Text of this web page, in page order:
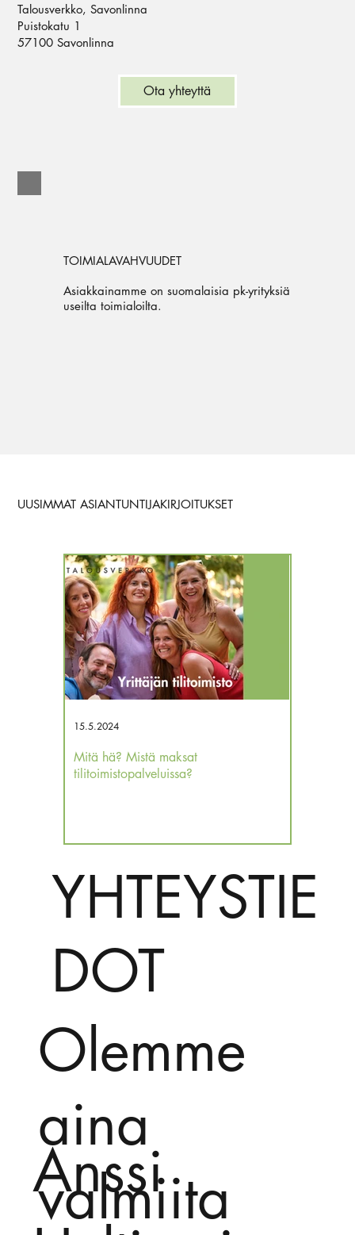
YHTEYSTIE
DOT
Olemme
aina
valmiita
TOIMIALAVAHVUUDET
Asiakkainamme on suomalaisia pk-yrityksiä
useilta toimialoilta.
UUSIMMAT ASIANTUNTIJAKIRJOITUKSET
Anssi
Mitä hä? Mistä maksat
tilitoimistopalveluissa?
15.5.2024
Talousverkko, Savonlinna
Puistokatu 1
57100 Savonlinna
Ota yhteyttä